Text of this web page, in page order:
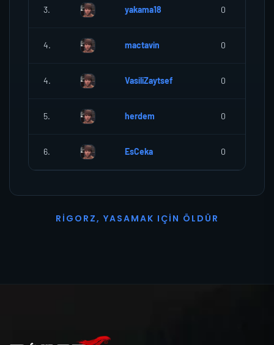
3. yakama18 0
4. mactavin 0
4. VasiliZaytsef 0
5. herdem 0
6. EsCeka 0
R I G O R Z, YASAMAK I ÇI N Ö L D Ü R